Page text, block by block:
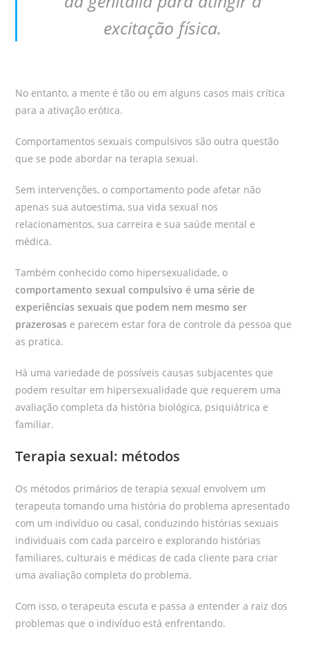
excitação física.
No entanto, a mente é tão ou em alguns casos mais crítica
para a ativação erótica.
Comportamentos sexuais compulsivos são outra questão
que se pode abordar na terapia sexual.
Sem intervenções, o comportamento pode afetar não
apenas sua autoestima, sua vida sexual nos
relacionamentos, sua carreira e sua saúde mental e
médica.
Também conhecido como hipersexualidade, o
comportamento sexual compulsivo é uma série de
experiências sexuais que podem nem mesmo ser
prazerosas e parecem estar fora de controle da pessoa que
as pratica.
Há uma variedade de possíveis causas subjacentes que
podem resultar em hipersexualidade que requerem uma
avaliação completa da história biológica, psiquiátrica e
familiar.
Terapia sexual: métodos
Os métodos primários de terapia sexual envolvem um
terapeuta tomando uma história do problema apresentado
com um indivíduo ou casal, conduzindo histórias sexuais
individuais com cada parceiro e explorando histórias
familiares, culturais e médicas de cada cliente para criar
uma avaliação completa do problema.
Com isso, o terapeuta escuta e passa a entender a raiz dos
problemas que o indivíduo está enfrentando.